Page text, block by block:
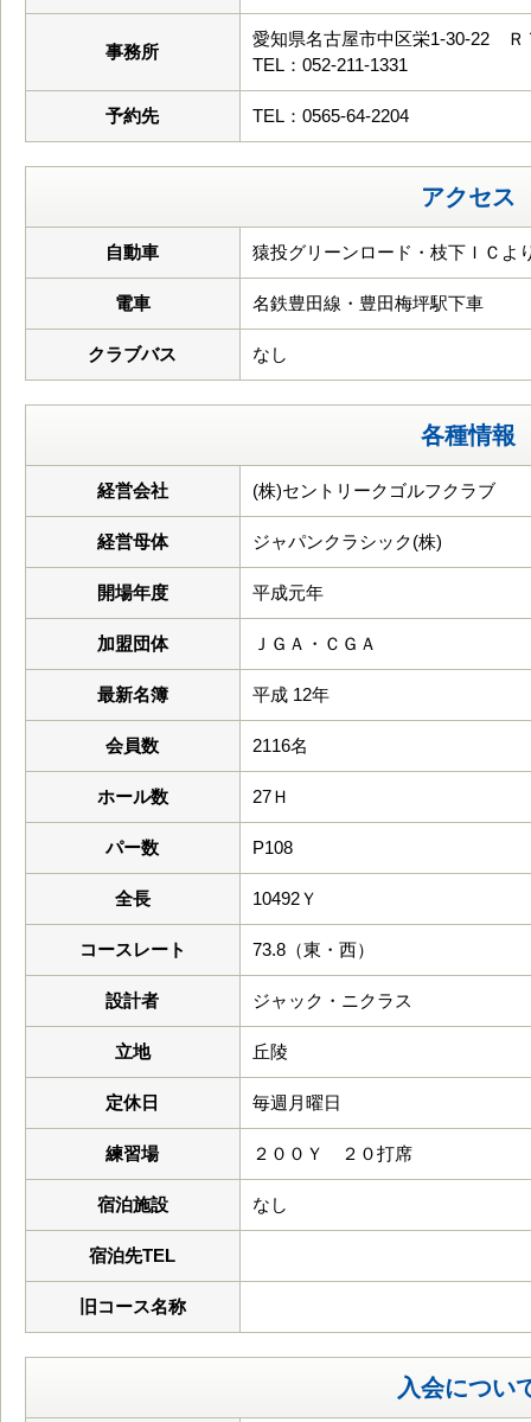
事務所
愛知県名古屋市中区栄1-30-22 Ｒ
TEL：052-211-1331
予約先 TEL：0565-64-2204
アクセス
自動車 猿投グリーンロード・枝下ＩＣよ
電車 名鉄豊田線・豊田梅坪駅下車
クラブバス なし
各種情報
経営会社 (株)セントリークゴルフクラブ
経営母体 ジャパンクラシック(株)
開場年度 平成元年
加盟団体 ＪＧＡ・ＣＧＡ
最新名簿 平成 12年
会員数 2116名
ホール数 27Ｈ
パー数 P108
全長 10492Ｙ
コースレート 73.8（東・西）
設計者 ジャック・ニクラス
立地 丘陵
定休日 毎週月曜日
練習場 ２００Ｙ ２０打席
宿泊施設 なし
宿泊先TEL
旧コース名称
入会につい